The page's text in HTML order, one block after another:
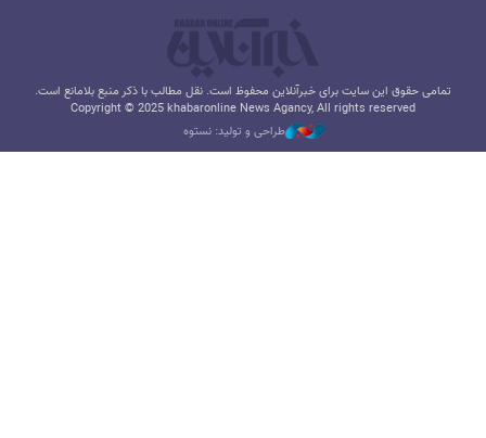
تمامی حقوق این سایت برای خبرآنلاین محفوظ است. نقل مطالب با ذکر منبع بلامانع است.
Copyright © 2025 khabaronline News Agancy, All rights reserved
طراحی و تولید: نستوه